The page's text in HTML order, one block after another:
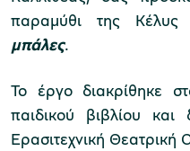
Μουσείο Μαστίχας
Μουσείο
παραμύθι της Κέλυς
μπάλες.
Το έργο διακρίθηκε
παιδικού βιβλίου
Ερασιτεχνική